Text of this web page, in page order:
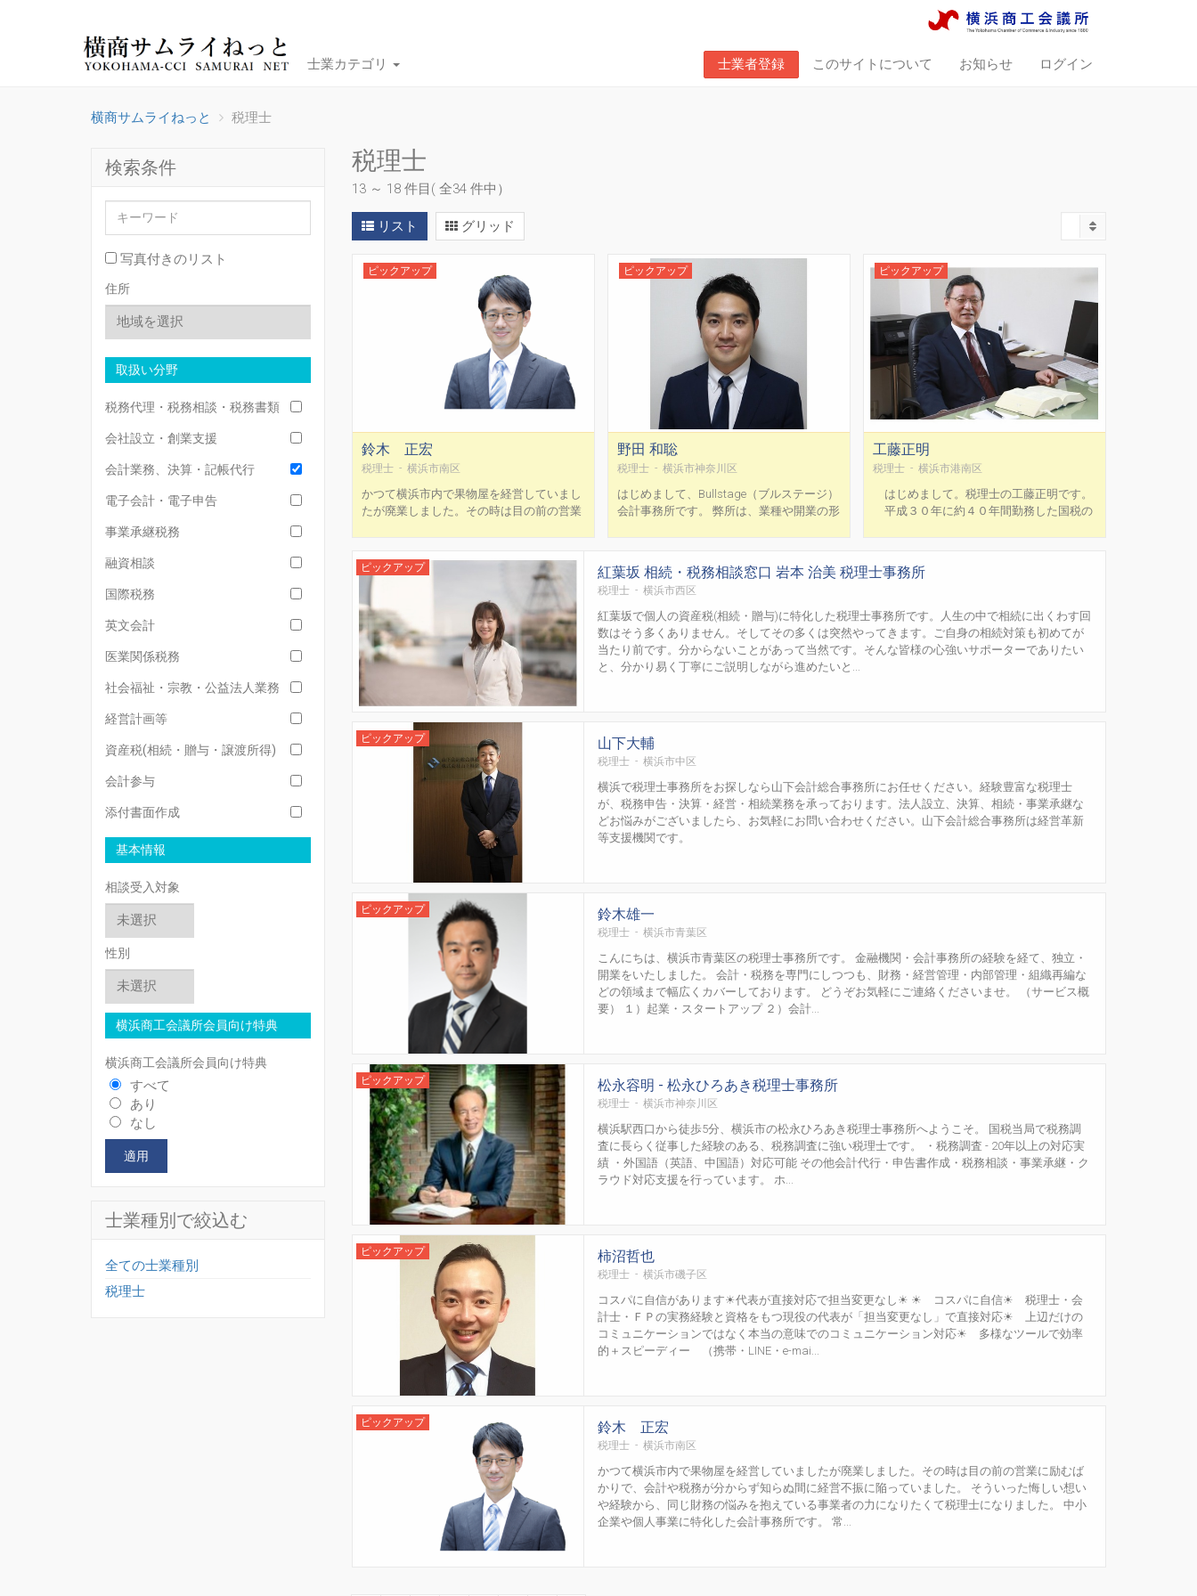
士業カテゴリ 士業者登録 このサイトについて お知らせ ログイン
横商サムライねっと 税理士
検索条件
写真付きのリスト
住所
取扱い分野
税務代理・税務相談・税務書類
会社設立・創業支援
会計業務、決算・記帳代行
電子会計・電子申告
事業承継税務
融資相談
国際税務
英文会計
医業関係税務
社会福祉・宗教・公益法人業務
経営計画等
資産税(相続・贈与・譲渡所得)
会計参与
添付書面作成
基本情報
相談受入対象
性別
横浜商工会議所会員向け特典
横浜商工会議所会員向け特典
すべて
あり
なし
適用
士業種別で絞込む
全ての士業種別
税理士
税理士
13 ～ 18 件目( 全34 件中）
リスト グリッド
ピックアップ
鈴木 正宏
税理士 - 横浜市南区
かつて横浜市内で果物屋を経営していまし
たが廃業しました。その時は目の前の営業
いった悔しい想いや経験から、同じ財務の
悩みを抱えている事業者の力になりたくて
税理士になりました。 中小企業や個人事業
に特化した会計事務所です。 常...
ピックアップ
野田 和聡
税理士 - 横浜市神奈川区
はじめまして、Bullstage（ブルステージ）
会計事務所です。 弊所は、業種や開業の形
ます。 「開業したいけど、確定申告って
どうすればいいの？」 「もうすぐ決算だけ
ど、何から手をつけていいかわからな...
ピックアップ
工藤正明
税理士 - 横浜市港南区
はじめまして。税理士の工藤正明です。
平成３０年に約４０年間勤務した国税の
大口案件を中心に相続税調査を担当してお
りました。永い相続税調査の経験から、事
要性も認識しているところです。当...
ピックアップ 紅葉坂 相続・税務相談窓口 岩本 治美 税理士事務所
税理士 - 横浜市西区
紅葉坂で個人の資産税(相続・贈与)に特化した税理士事務所です。人生の中で相続に出くわす回
数はそう多くありません。そしてその多くは突然やってきます。ご自身の相続対策も初めてが
当たり前です。分からないことがあって当然です。そんな皆様の心強いサポーターでありたい
と、分かり易く丁寧にご説明しながら進めたいと...
ピックアップ 山下大輔
税理士 - 横浜市中区
横浜で税理士事務所をお探しなら山下会計総合事務所にお任せください。経験豊富な税理士
が、税務申告・決算・経営・相続業務を承っております。法人設立、決算、相続・事業承継な
どお悩みがございましたら、お気軽にお問い合わせください。山下会計総合事務所は経営革新
等支援機関です。
ピックアップ 鈴木雄一
税理士 - 横浜市青葉区
こんにちは、横浜市青葉区の税理士事務所です。 金融機関・会計事務所の経験を経て、独立・
開業をいたしました。 会計・税務を専門にしつつも、財務・経営管理・内部管理・組織再編な
どの領域まで幅広くカバーしております。 どうぞお気軽にご連絡くださいませ。 （サービス概
要） １）起業・スタートアップ ２）会計...
ピックアップ 松永容明 - 松永ひろあき税理士事務所
税理士 - 横浜市神奈川区
横浜駅西口から徒歩5分、横浜市の松永ひろあき税理士事務所へようこそ。 国税当局で税務調
査に長らく従事した経験のある、税務調査に強い税理士です。 ・税務調査 - 20年以上の対応実
績 ・外国語（英語、中国語）対応可能 その他会計代行・申告書作成・税務相談・事業承継・ク
ラウド対応支援を行っています。 ホ...
ピックアップ 柿沼哲也
税理士 - 横浜市磯子区
コスパに自信があります☀代表が直接対応で担当変更なし☀ ☀ コスパに自信☀ 税理士・会
計士・ＦＰの実務経験と資格をもつ現役の代表が「担当変更なし」で直接対応☀ 上辺だけの
コミュニケーションではなく本当の意味でのコミュニケーション対応☀ 多様なツールで効率
的＋スピーディー （携帯・LINE・e-mai...
ピックアップ 鈴木 正宏
税理士 - 横浜市南区
かつて横浜市内で果物屋を経営していましたが廃業しました。その時は目の前の営業に励むば
かりで、会計や税務が分からず知らぬ間に経営不振に陥っていました。 そういった悔しい想い
や経験から、同じ財務の悩みを抱えている事業者の力になりたくて税理士になりました。 中小
企業や個人事業に特化した会計事務所です。 常...